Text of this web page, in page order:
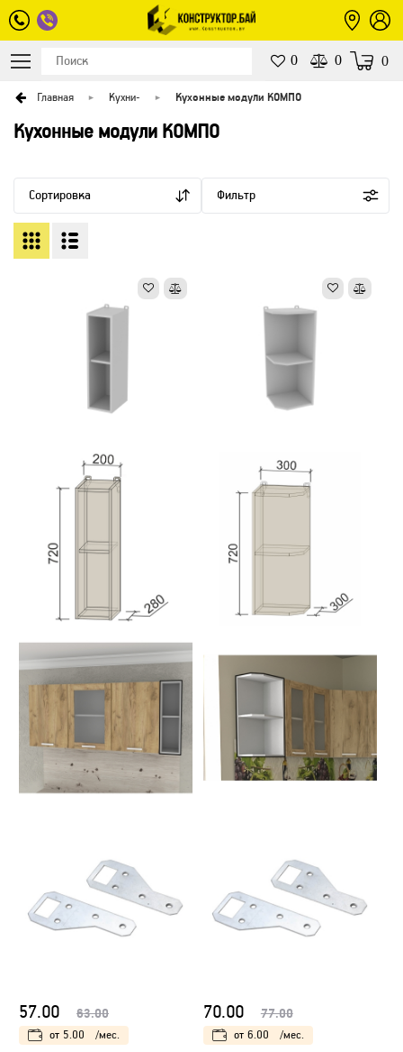
0 0 0
Главная Кухни- Кухонные модули КОМПО
Кухонные модули КОМПО
Сортировка Фильтр
57.00 63.00
от 5.00 /мес.
70.00 77.00
от 6.00 /мес.